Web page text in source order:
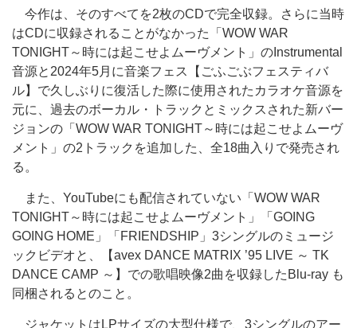
今作は、そのすべてを2枚のCDで完全収録。さらに当時
はCDに収録されることがなかった「WOW WAR
TONIGHT～時には起こせよムーヴメント」のInstrumental
音源と2024年5月に音楽フェス【ごふごぶフェスティバ
ル】で久しぶりに復活した際に使用されたカラオケ音源を
元に、過去のボーカル・トラックとミックスされた新バー
ジョンの「WOW WAR TONIGHT～時には起こせよムーヴ
メント」の2トラックを追加した、全18曲入りで発売され
る。
また、YouTubeにも配信されていない「WOW WAR
TONIGHT～時には起こせよムーヴメント」「GOING
GOING HOME」「FRIENDSHIP」3シングルのミュージ
ックビデオと、【avex DANCE MATRIX ’95 LIVE ～ TK
DANCE CAMP ～】での歌唱映像2曲を収録したBlu-ray も
同梱されるとのこと。
ジャケットはLPサイズの大型仕様で、3シングルのアー